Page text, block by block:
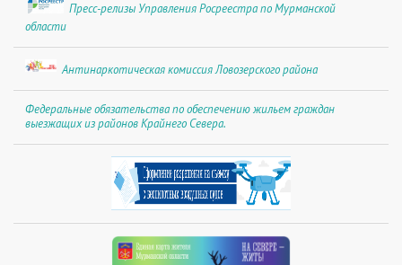
Пресс-релизы Управления Росреестра по Мурманской
области
Антинаркотическая комиссия Ловозерского района
Федеральные обязательства по обеспечению жильем граждан
выезжащих из районов Крайнего Севера.